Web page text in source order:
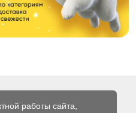
работы сайта,